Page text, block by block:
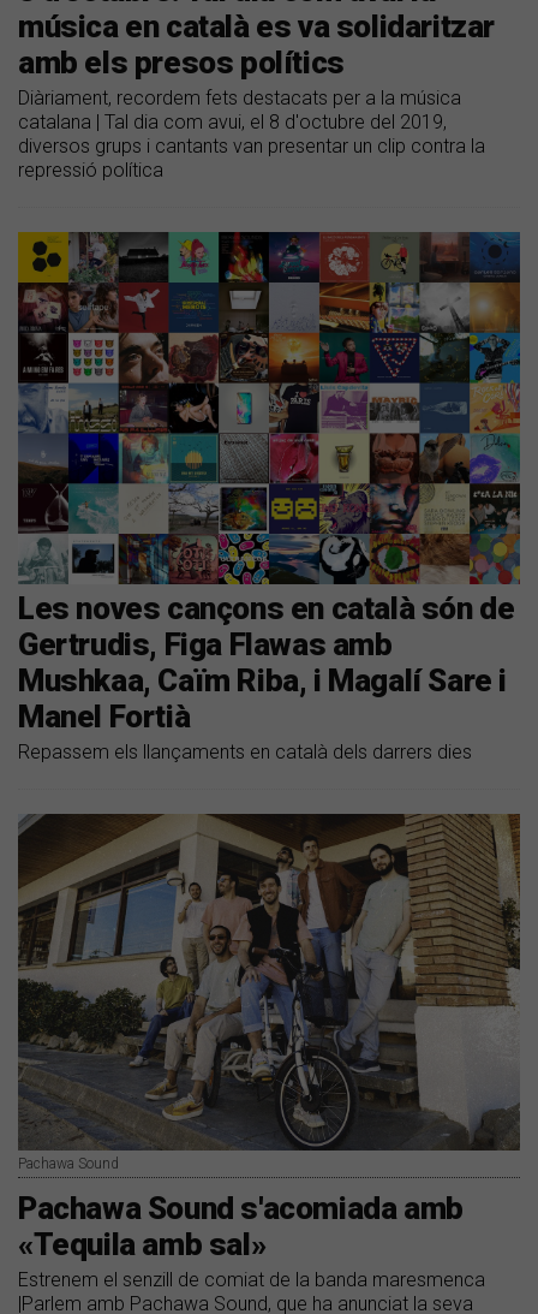
música en català es va solidaritzar
amb els presos polítics
Diàriament, recordem fets destacats per a la música
catalana | Tal dia com avui, el 8 d'octubre del 2019,
diversos grups i cantants van presentar un clip contra la
repressió política
Les noves cançons en català són de
Gertrudis, Figa Flawas amb
Mushkaa, Caïm Riba, i Magalí Sare i
Manel Fortià
Repassem els llançaments en català dels darrers dies
Pachawa Sound
Pachawa Sound s'acomiada amb
«Tequila amb sal»
Estrenem el senzill de comiat de la banda maresmenca
|Parlem amb Pachawa Sound, que ha anunciat la seva